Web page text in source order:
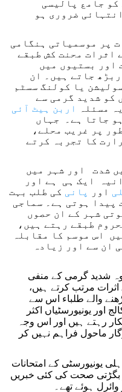
جامع پالیسی
ضروری ہو
پر موسمیاتی ہنگامی
اثرات محنت کش طبقے
اور بستیوں میں
جاتے ہیں۔ ان
یا کولنگ سسٹم
کو شدید گرمی سے
مسئلہ
اربن ہیٹ آئی
جاتا ہے۔ جہاں
پر غریب محلے،
کا تجربہ کرتے
شدت اور شہر میں
ایک ہی ہے اور
اور پانی کی طلب بہت
پیدا ہوتی ہے۔ سماجی
شہر کے ان حصوں
طبقے رہتے ہیں،
اس موسم کا مقابلہ
ان سے اور زیادہ
شدید گرمی کے منفی
اثرات مرتب کرتے ہیں،
والے طلباء اس سے
اور یونیورسٹیاں اکثر
رہتے ہیں اور اس وجہ
ماحول فراہم نہیں کر
یونیورسٹی کے امتحانات
بگڑتی صحت کی کئی خبریں
ہوئے تھے۔